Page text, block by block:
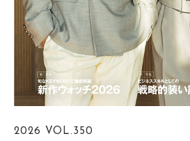
2026 VOL.350